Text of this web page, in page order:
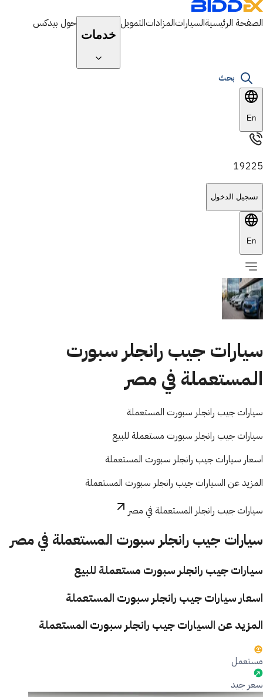
الصفحة الرئيسيةالسياراتالمزاداتالتمويل
خدمات
حول بيدكس
بحث
En
19225
تسجيل الدخول
En
سيارات جيب رانجلر سبورت
المستعملة في مصر
سيارات جيب رانجلر سبورت المستعملة
سيارات جيب رانجلر سبورت مستعملة للبيع
اسعار سيارات جيب رانجلر سبورت المستعملة
المزيد عن السيارات جيب رانجلر سبورت المستعملة
سيارات جيب رانجلر المستعملة في مصر
سيارات جيب رانجلر سبورت المستعملة في مصر
سيارات جيب رانجلر سبورت مستعملة للبيع
اسعار سيارات جيب رانجلر سبورت المستعملة
المزيد عن السيارات جيب رانجلر سبورت المستعملة
مستعمل
سعر جيد